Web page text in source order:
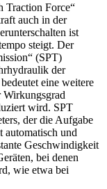
Traction Force“
auch in der
ist
steigt. Der
(SPT)
der
eine weitere
Wirkungsgrad
wird. SPT
der die Aufgabe
automatisch und
Geschwindigkeit
bei denen
wie etwa bei